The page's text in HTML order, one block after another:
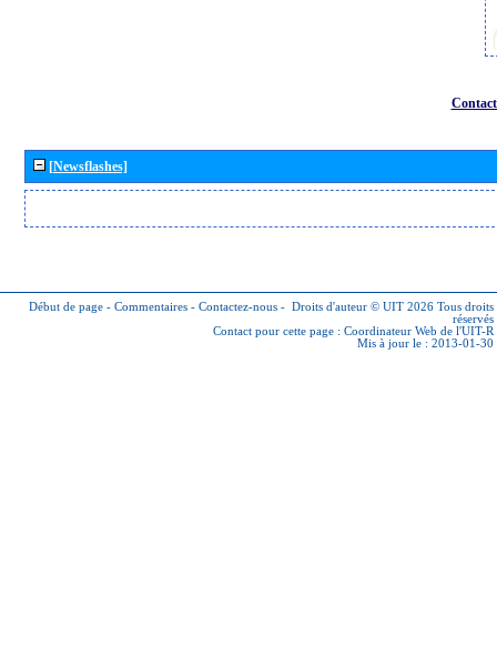
[Newsflashes]
Début de page - Commentaires - Contactez-nous - Droits d'auteur © UIT 2026 Tous droits
réservés
Contact pour cette page : Coordinateur Web de l'UIT-R
Mis à jour le : 2013-01-30